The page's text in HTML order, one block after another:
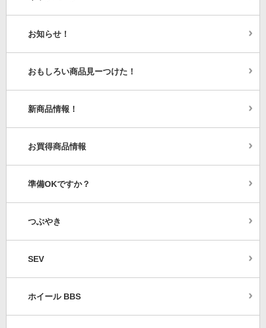
お知らせ！
おもしろい商品見ーつけた！
新商品情報！
お買得商品情報
準備OKですか？
つぶやき
SEV
ホイール BBS